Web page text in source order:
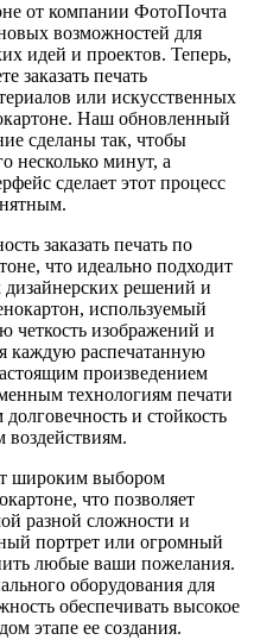
от компании ФотоПочта
возможностей для
идей и проектов. Теперь,
заказать печать
или искусственных
Наш обновленный
сделаны так, чтобы
несколько минут, а
сделает этот процесс
заказать печать по
что идеально подходит
дизайнерских решений и
используемый
четкость изображений и
каждую распечатанную
произведением
технологиям печати
и стойкость
широким выбором
что позволяет
разной сложности и
портрет или огромный
любые ваши пожелания.
оборудования для
обеспечивать высокое
этапе ее создания.